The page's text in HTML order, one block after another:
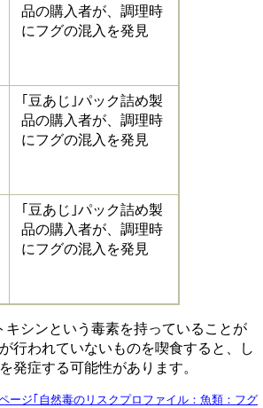
品の購入者が、調理時
にフグの混入を発見
｢豆あじ｣パック詰め製
品の購入者が、調理時
にフグの混入を発見
｢豆あじ｣パック詰め製
品の購入者が、調理時
にフグの混入を発見
キシンという毒素を持っていることが
行われていないものを喫食すると、し
発症する可能性があります。
ージ｢自然毒のリスクプロファイル：魚類：フグ